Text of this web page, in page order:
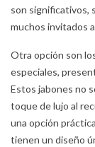
son significativos,
muchos invitados
Otra opción son
especiales,
Estos jabones no
toque de lujo al
una opción
tienen un diseño